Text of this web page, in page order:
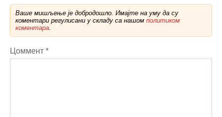
Ваше мишљење је добродошло. Имајте на уму да су
коментари регулисани у складу са нашом политиком
коментара
Цоммент *